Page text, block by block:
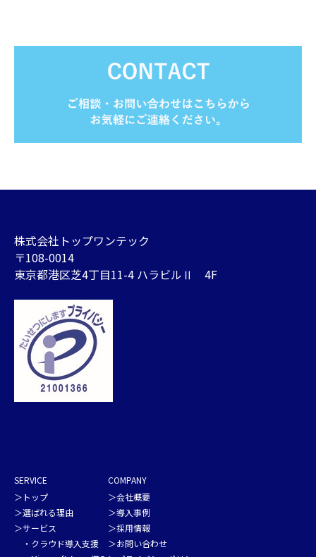
株式会社トップワンテック
〒108-0014
東京都港区芝4丁目11-4 ハラビルⅡ 4F
SERVICE
＞ トップ
＞選ばれる理由
＞サービス
・ クラウド導入支援
COMPANY
＞会社概要
＞導入事例
＞採用情報
＞お問い合わせ